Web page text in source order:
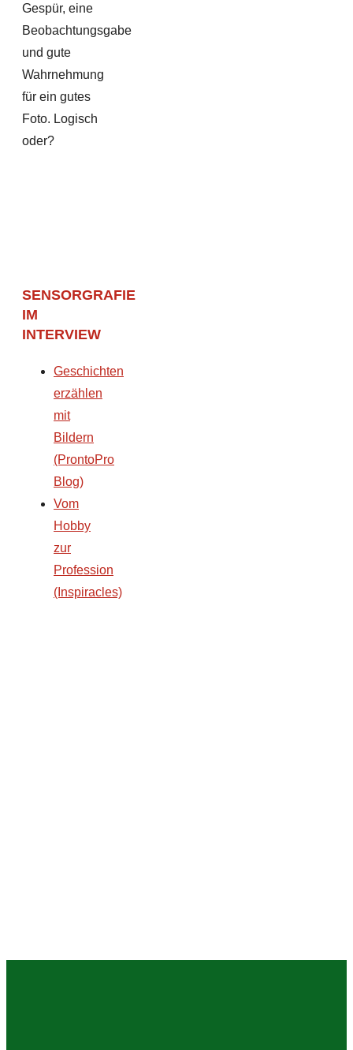
Gespür, eine
Beobachtungsgabe
und gute
Wahrnehmung
für ein gutes
Foto. Logisch
oder?
SENSORGRAFIE
IM
INTERVIEW
Geschichten
erzählen
mit
Bildern
(ProntoPro
Blog)
Vom
Hobby
zur
Profession
(Inspiracles)